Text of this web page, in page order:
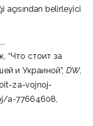
belirleyici
“Что стоит за
и Украиной”, DW,
za-vojnoj-
a-77664608,